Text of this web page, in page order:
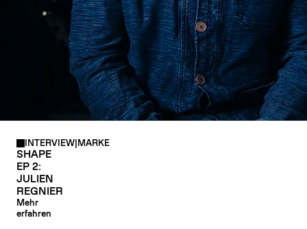
INTERVIEW MARKE
SHAPE
EP 2:
JULIEN
REGNIER
Mehr
erfahren